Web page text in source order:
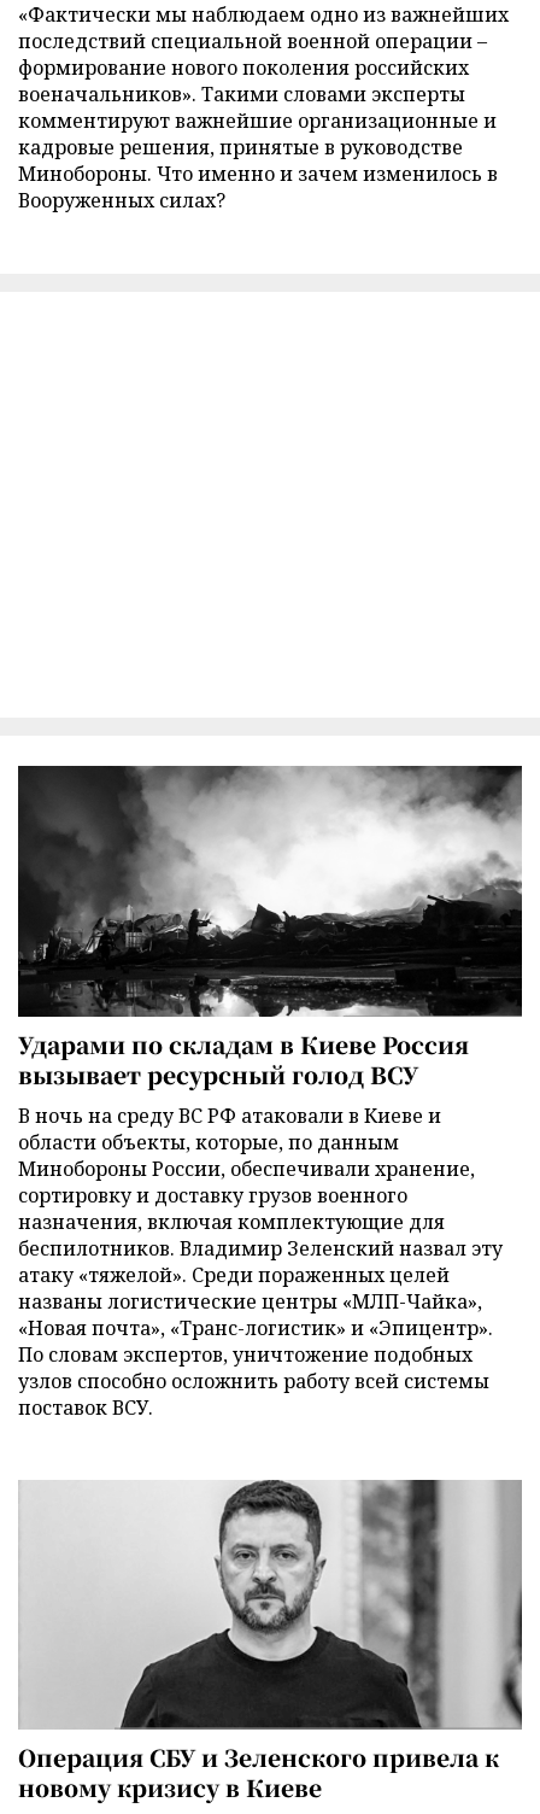
«Фактически мы наблюдаем одно из важнейших
последствий специальной военной операции –
формирование нового поколения российских
военачальников». Такими словами эксперты
комментируют важнейшие организационные и
кадровые решения, принятые в руководстве
Минобороны. Что именно и зачем изменилось в
Вооруженных силах?
Ударами по складам в Киеве Россия
вызывает ресурсный голод ВСУ
В ночь на среду ВС РФ атаковали в Киеве и
области объекты, которые, по данным
Минобороны России, обеспечивали хранение,
сортировку и доставку грузов военного
назначения, включая комплектующие для
беспилотников. Владимир Зеленский назвал эту
атаку «тяжелой». Среди пораженных целей
названы логистические центры «МЛП-Чайка»,
«Новая почта», «Транс-логистик» и «Эпицентр».
По словам экспертов, уничтожение подобных
узлов способно осложнить работу всей системы
поставок ВСУ.
Операция СБУ и Зеленского привела к
новому кризису в Киеве